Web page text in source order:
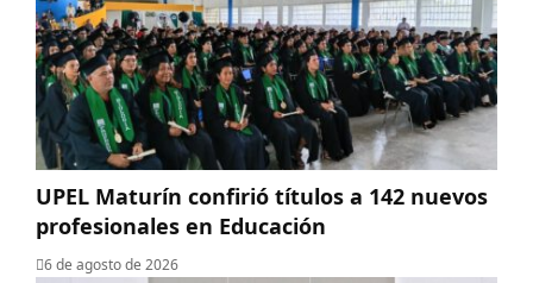
UPEL Maturín confirió títulos a 142 nuevos
profesionales en Educación
6 de agosto de 2026